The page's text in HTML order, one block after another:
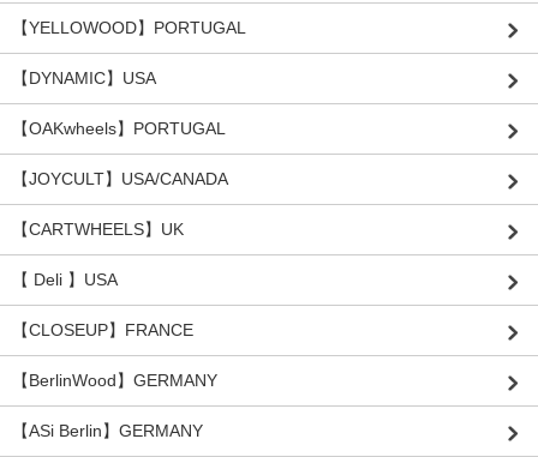
【YELLOWOOD】PORTUGAL
【DYNAMIC】USA
【OAKwheels】PORTUGAL
【JOYCULT】USA/CANADA
【CARTWHEELS】UK
【 Deli 】USA
【CLOSEUP】FRANCE
【BerlinWood】GERMANY
【ASi Berlin】GERMANY